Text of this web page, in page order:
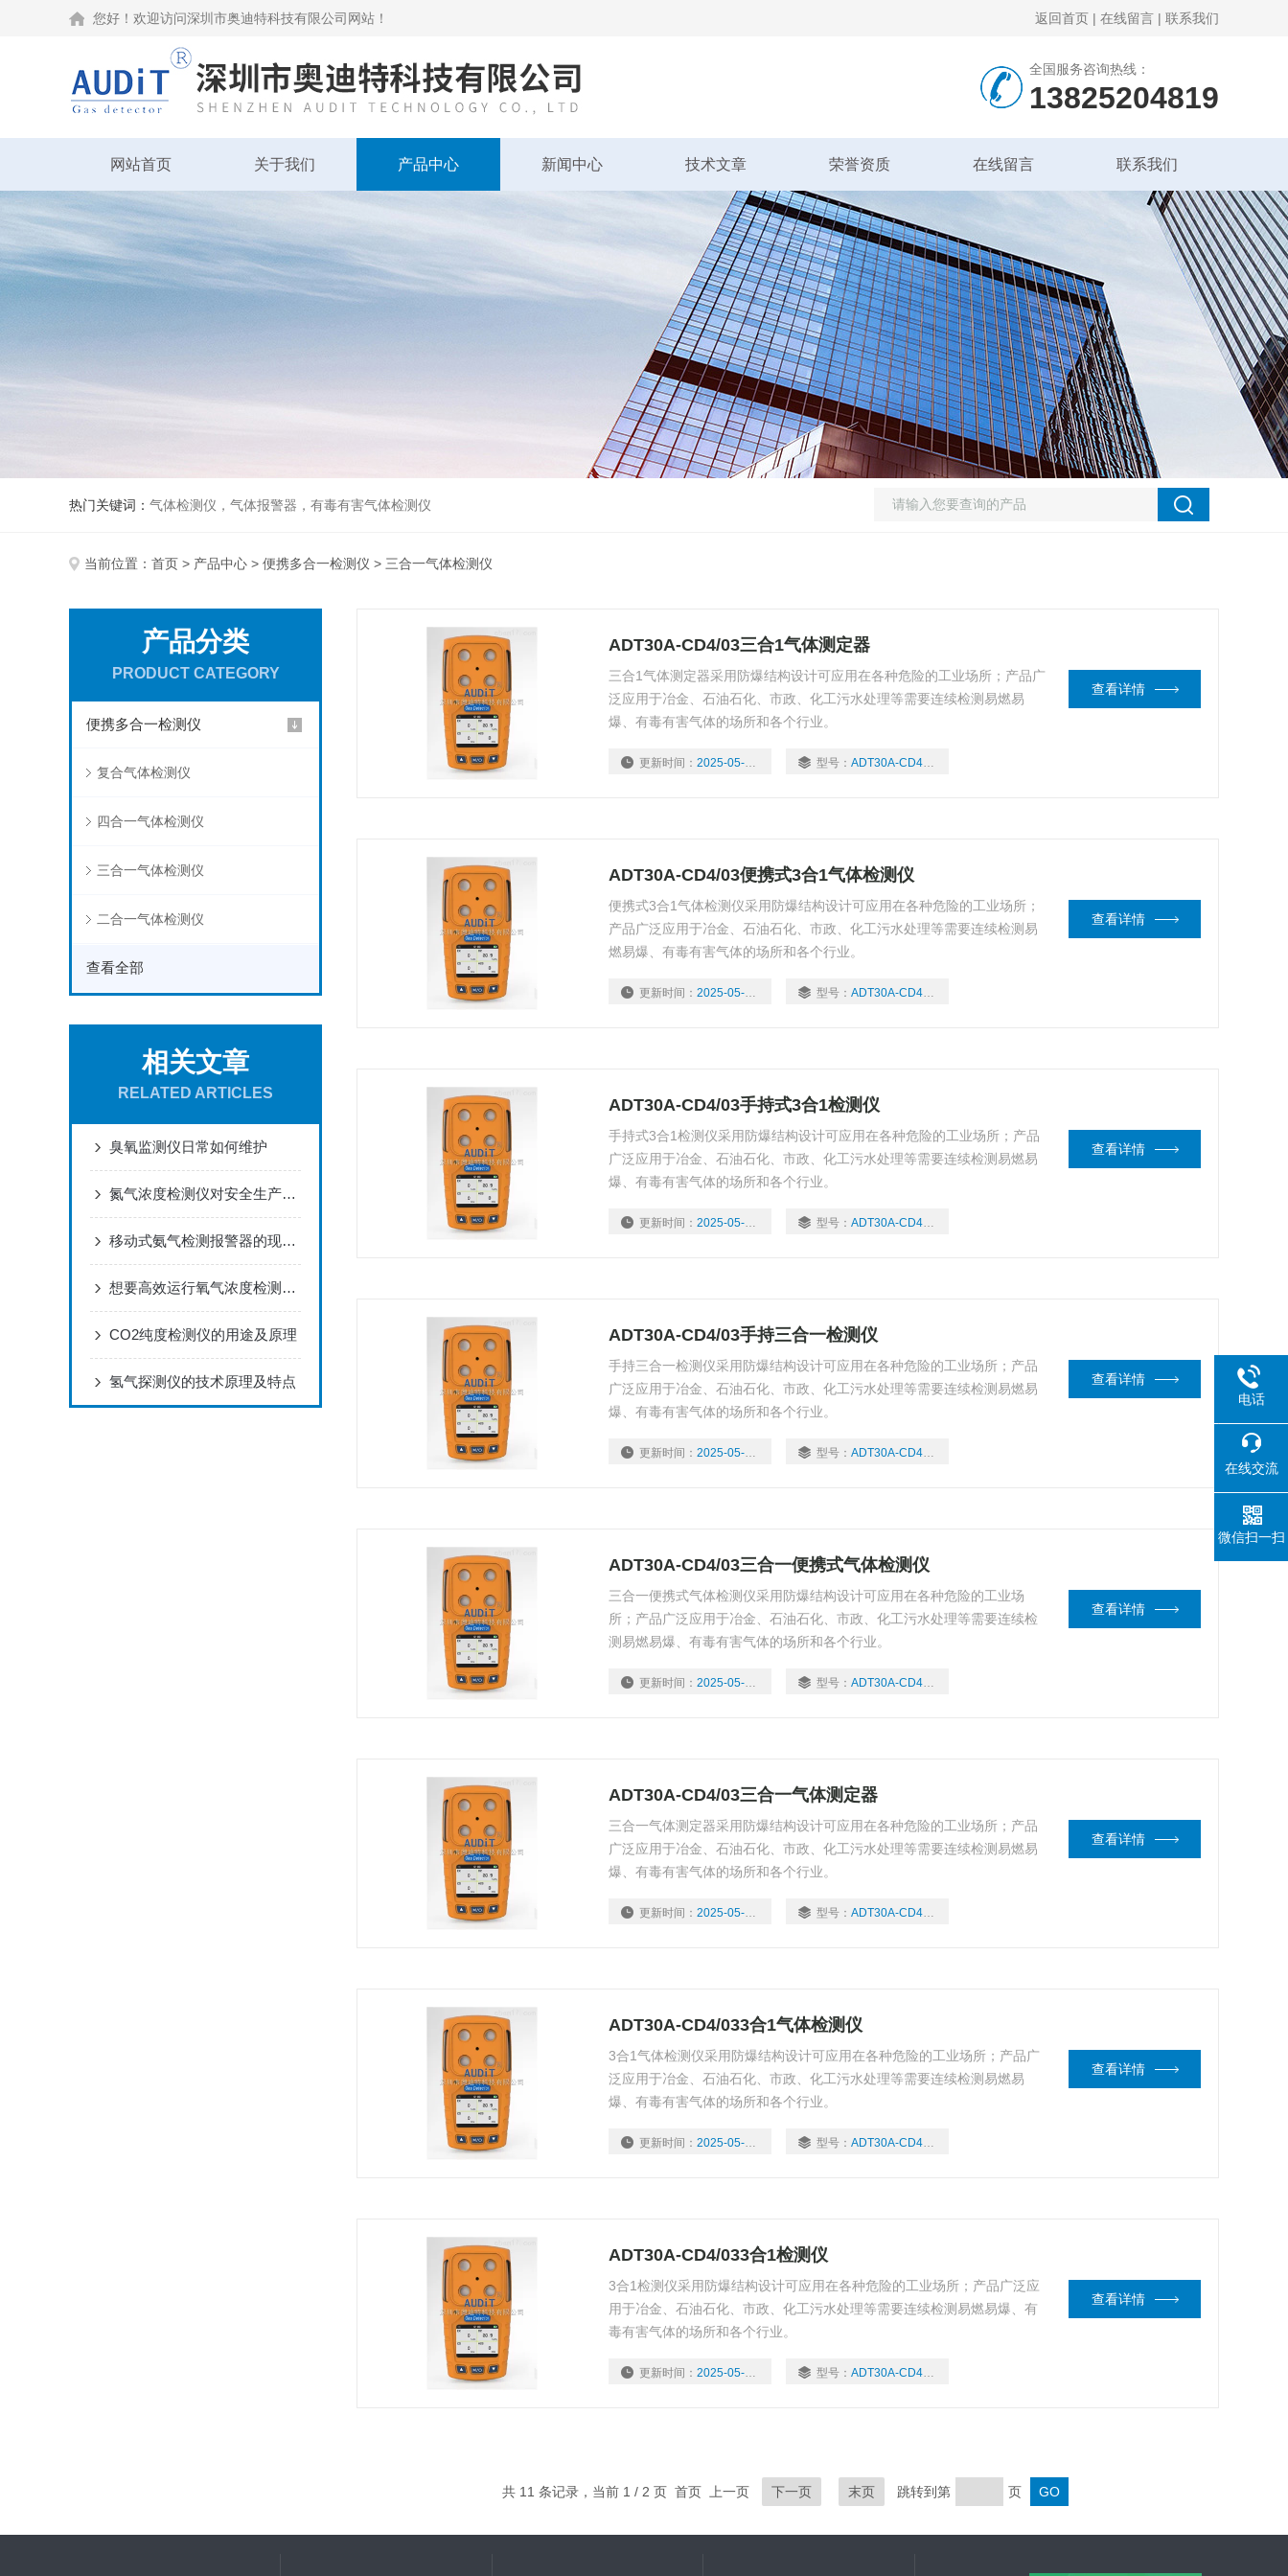
您好！欢迎访问深圳市奥迪特科技有限公司网站！ 返回首页 | 在线留言 | 联系我们
全国服务咨询热线：
13825204819
网站首页 关于我们 产品中心 新闻中心 技术文章 荣誉资质 在线留言 联系我们
热门关键词： 气体检测仪，气体报警器，有毒有害气体检测仪
当前位置： 首页 > 产品中心 > 便携多合一检测仪 > 三合一气体检测仪
产品分类
PRODUCT CATEGORY
便携多合一检测仪
复合气体检测仪
四合一气体检测仪
三合一气体检测仪
二合一气体检测仪
查看全部
相关文章
RELATED ARTICLES
臭氧监测仪日常如何维护
氮气浓度检测仪对安全生产的重要保障作用
移动式氨气检测报警器的现场校准方法及维护管理研究
想要高效运行氧气浓度检测仪，不懂这些可不行
CO2纯度检测仪的用途及原理
氢气探测仪的技术原理及特点
ADT30A-CD4/03三合1气体测定器
三合1气体测定器采用防爆结构设计可应用在各种危险的工业场所；产品广
泛应用于冶金、石油石化、市政、化工污水处理等需要连续检测易燃易
爆、有毒有害气体的场所和各个行业。
更新时间：2025-05-07 型号：ADT30A-CD4/03
查看详情
ADT30A-CD4/03便携式3合1气体检测仪
便携式3合1气体检测仪采用防爆结构设计可应用在各种危险的工业场所；
产品广泛应用于冶金、石油石化、市政、化工污水处理等需要连续检测易
燃易爆、有毒有害气体的场所和各个行业。
更新时间：2025-05-07 型号：ADT30A-CD4/03
查看详情
ADT30A-CD4/03手持式3合1检测仪
手持式3合1检测仪采用防爆结构设计可应用在各种危险的工业场所；产品
广泛应用于冶金、石油石化、市政、化工污水处理等需要连续检测易燃易
爆、有毒有害气体的场所和各个行业。
更新时间：2025-05-07 型号：ADT30A-CD4/03
查看详情
ADT30A-CD4/03手持三合一检测仪
手持三合一检测仪采用防爆结构设计可应用在各种危险的工业场所；产品
广泛应用于冶金、石油石化、市政、化工污水处理等需要连续检测易燃易
爆、有毒有害气体的场所和各个行业。
更新时间：2025-05-07 型号：ADT30A-CD4/03
查看详情
ADT30A-CD4/03三合一便携式气体检测仪
三合一便携式气体检测仪采用防爆结构设计可应用在各种危险的工业场
所；产品广泛应用于冶金、石油石化、市政、化工污水处理等需要连续检
测易燃易爆、有毒有害气体的场所和各个行业。
更新时间：2025-05-07 型号：ADT30A-CD4/03
查看详情
ADT30A-CD4/03三合一气体测定器
三合一气体测定器采用防爆结构设计可应用在各种危险的工业场所；产品
广泛应用于冶金、石油石化、市政、化工污水处理等需要连续检测易燃易
爆、有毒有害气体的场所和各个行业。
更新时间：2025-05-04 型号：ADT30A-CD4/03
查看详情
ADT30A-CD4/033合1气体检测仪
3合1气体检测仪采用防爆结构设计可应用在各种危险的工业场所；产品广
泛应用于冶金、石油石化、市政、化工污水处理等需要连续检测易燃易
爆、有毒有害气体的场所和各个行业。
更新时间：2025-05-04 型号：ADT30A-CD4/03
查看详情
ADT30A-CD4/033合1检测仪
3合1检测仪采用防爆结构设计可应用在各种危险的工业场所；产品广泛应
用于冶金、石油石化、市政、化工污水处理等需要连续检测易燃易爆、有
毒有害气体的场所和各个行业。
更新时间：2025-05-04 型号：ADT30A-CD4/03
查看详情
共 11 条记录，当前 1 / 2 页 首页 上一页 下一页 末页 跳转到第 页
电话
在线交流
微信扫一扫